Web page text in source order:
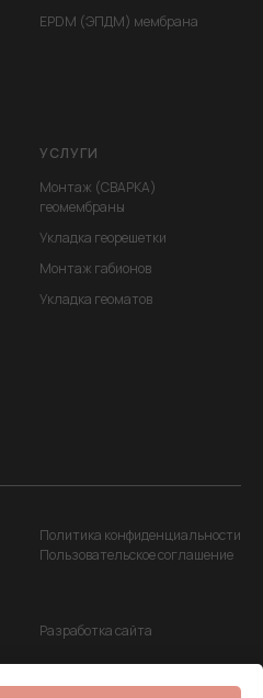
EPDM (ЭПДМ) мембрана
УСЛУГИ
Монтаж (СВАРКА)
геомембраны
Укладка георешетки
Монтаж габионов
Укладка геоматов
Политика конфиденциальности
Пользовательское соглашение
Разработка сайта